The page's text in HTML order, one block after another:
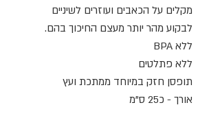
מקלים על הכאבים ועוזרים לשיניים
לבקוע מהר יותר מעצם החיכוך בהם.
ללא BPA
ללא פתלטים
תופסן חזק במיוחד ממתכת ועץ
אורך - כ25 ס"מ